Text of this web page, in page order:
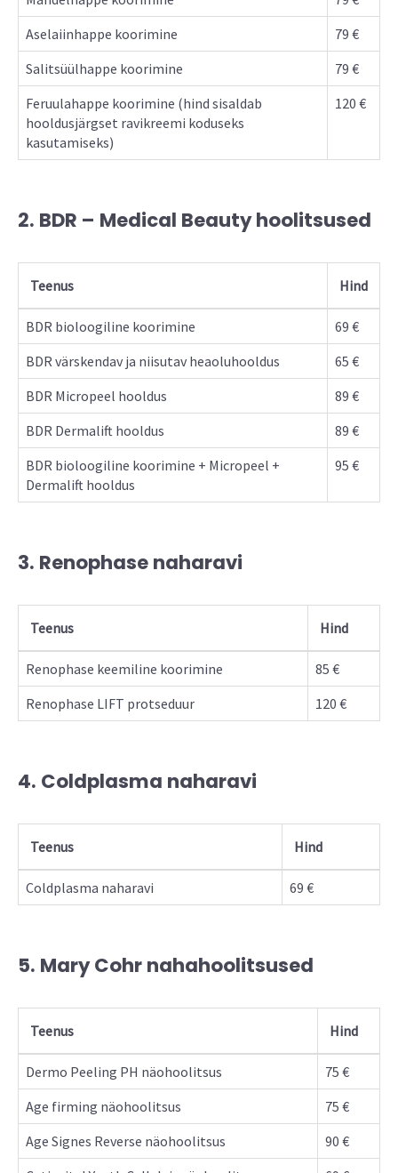
Aselaiinhappe koorimine
79 €
Salitsüülhappe koorimine
79 €
Feruulahappe koorimine (hind sisaldab
hooldusjärgset ravikreemi koduseks
kasutamiseks)
120 €
2. BDR – Medical Beauty hoolitsused
Teenus Hind
BDR bioloogiline koorimine
69 €
BDR värskendav ja niisutav heaoluhooldus
65 €
BDR Micropeel hooldus
89 €
BDR Dermalift hooldus
89 €
BDR bioloogiline koorimine + Micropeel +
Dermalift hooldus
95 €
3. Renophase naharavi
Teenus Hind
Renophase keemiline koorimine
85 €
Renophase LIFT protseduur
120 €
4. Coldplasma naharavi
Teenus Hind
Coldplasma naharavi 69 €
5. Mary Cohr nahahoolitsused
Teenus Hind
Dermo Peeling PH näohoolitsus
75 €
Age firming näohoolitsus
75 €
Age Signes Reverse näohoolitsus
90 €